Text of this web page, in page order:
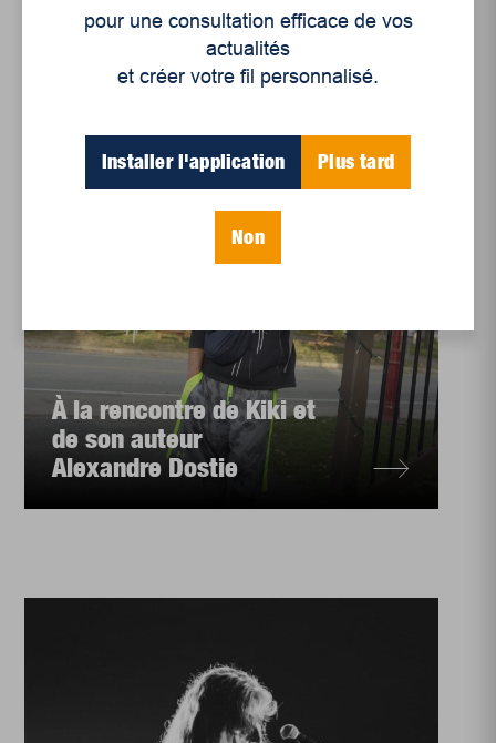
dessinateur de chanson
À la rencontre de Kiki et
de son auteur
Alexandre Dostie
pour une consultation efficace de vos
actualités
et créer votre fil personnalisé.
Installer l'application Plus tard
Non